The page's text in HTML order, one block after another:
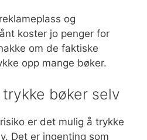
og
koster jo penger for
om de faktiske
opp mange bøker.
bøker selv
er det mulig å trykke
Det er ingenting som